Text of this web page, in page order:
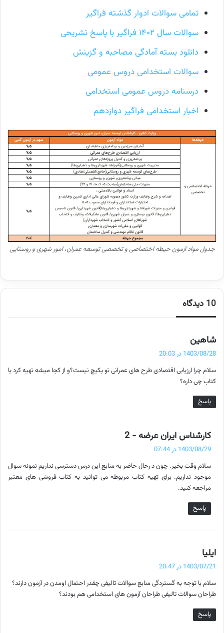
تمامی سوالات ادوار گذشته فراگیر
سوالات سال ۱۴۰۲ فراگیر با پاسخ تشریحی
دانلود بسته آمادگی مصاحبه و گزینش
سوالات استخدامی دروس عمومی
درسنامه دروس عمومی استخدامی
اخبار استخدامی فراگیر دوازدهم
جدول مواد آزمون حیطه اختصاصی و تخصصی توسعه عمران، امور شهری و روستایی
10 دیدگاه
شاهین
ف
:
1403/08/28 در 20:03
سلام چرا ارزیابی اقتصادی طرح های عمرانی تو پکیچ نیست؟و از کجا میشه تهیه کرد یا
کتاب چی داره؟
پاسخ
کارشناس ایران عرضه - 2
:
1403/08/29 در 07:44
سلام وقت بخیر. چون د رحال حاضر به منابع این درس دسترسی نداریم نمونه سوال
موجود نداریم. برای تهیه کتاب مربوطه می توانید به کتاب فروشی های معتبر
مراجعه کنید.
پاسخ
ایلیا
ف
:
1403/07/21 در 20:47
سلام با توجه به گستردگی منابع سوالات تالیفی چقدر احتمال اومدن در آزمون دارند؟
طراحان سوالات تالیفی طراحان آزمون های استخدامی هم بودند؟
پاسخ